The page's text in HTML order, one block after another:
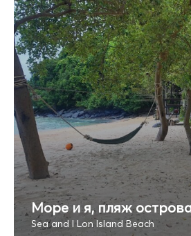
Море и я, пляж
Sea and I Lon Island Beach